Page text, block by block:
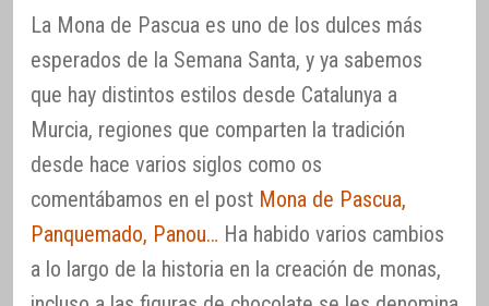
La Mona de Pascua es uno de los dulces más
esperados de la Semana Santa, y ya sabemos
que hay distintos estilos desde Catalunya a
Murcia, regiones que comparten la tradición
desde hace varios siglos como os
comentábamos en el post Mona de Pascua,
Panquemado, Panou… Ha habido varios cambios
a lo largo de la historia en la creación de monas,